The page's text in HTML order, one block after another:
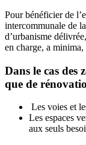
Pour bénéficier de
intercommunale de
d’urbanisme
en charge, a
Dans le cas des
que de
Les voies et
Les espaces
aux seuls